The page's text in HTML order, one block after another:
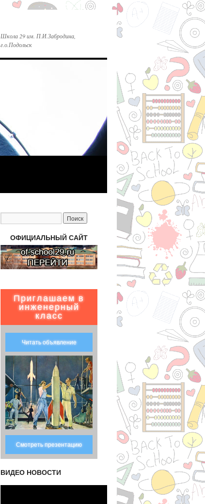
Школа 29 им. П.И.Забродина,
г.о.Подольск
ОФИЦИАЛЬНЫЙ САЙТ
Приглашаем в
инженерный
класс
Читать объявление
Смотреть презентацию
ВИДЕО НОВОСТИ